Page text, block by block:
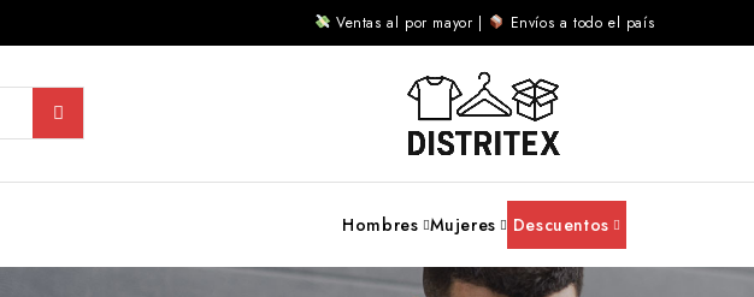
Ventas al por mayor | Envíos a todo el país
Hombres Mujeres Descuentos